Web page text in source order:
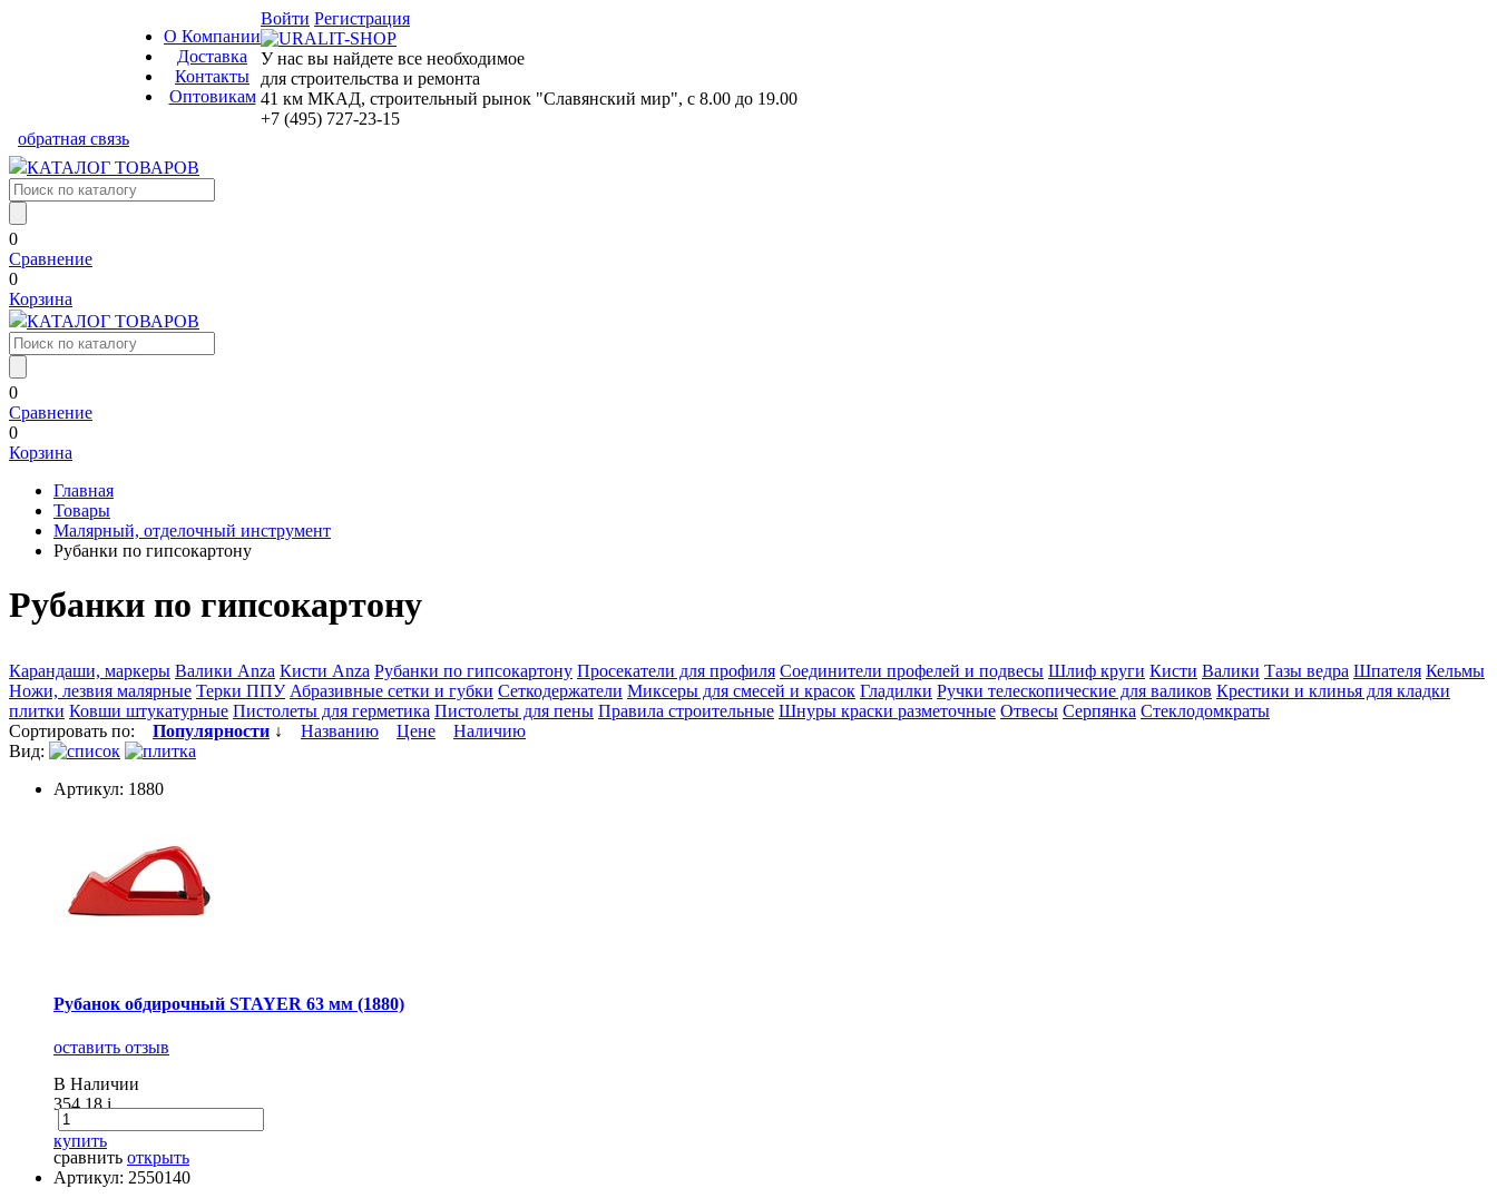
О Компании
Доставка
Контакты
Оптовикам
Войти Регистрация
У нас вы найдете все необходимое
для строительства и ремонта
41 км МКАД, строительный рынок "Славянский мир", с 8.00 до 19.00
+7 (495) 727-23-15
обратная связь
КАТАЛОГ ТОВАРОВ
0
Сравнение
0
Корзина
КАТАЛОГ ТОВАРОВ
0
Сравнение
0
Корзина
Главная
Товары
Малярный, отделочный инструмент
Рубанки по гипсокартону
Рубанки по гипсокартону
Карандаши, маркеры Валики Anza Кисти Anza Рубанки по гипсокартону Просекатели для профиля Соединители профелей и подвесы Шлиф круги Кисти Валики Тазы ведра Шпателя Кельмы
Ножи, лезвия малярные Терки ППУ Абразивные сетки и губки Сеткодержатели Миксеры для смесей и красок Гладилки Ручки телескопические для валиков Крестики и клинья для кладки
плитки Ковши штукатурные Пистолеты для герметика Пистолеты для пены Правила строительные Шнуры краски разметочные Отвесы Серпянка Стеклодомкраты
Сортировать по: Популярности ↓ Названию Цене
Наличию
Вид:
Артикул: 1880
Рубанок обдирочный STAYER 63 мм (1880)
оставить отзыв
В Наличии
354.18i
купить
сравнить открыть
Артикул: 2550140